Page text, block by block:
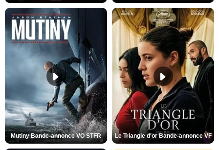
Mutiny Bande-annonce VO STFR Le Triangle d'or Bande-annonce VF